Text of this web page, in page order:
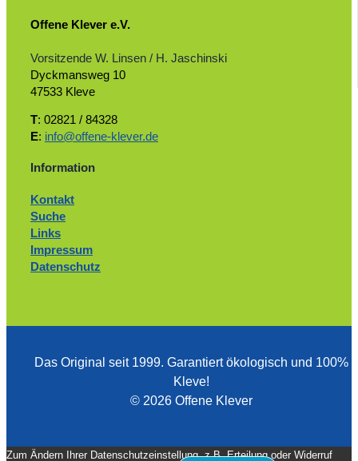
Offene Klever e.V.
Vorsitzende W. Linsen / H. Jaschinski
Dyckmansweg 10
47533 Kleve
T: 02821 / 84328
E: info@offene-klever.de
Information
Kontakt
Suche
Links
Impressum
Datenschutz
Das Original seit 1999. ­Garantiert ökologisch und 100%
Kleve!
© 2026 Offene Klever
Zum Ändern Ihrer Datenschutzeinstellung, z.B. Erteilung oder Widerruf